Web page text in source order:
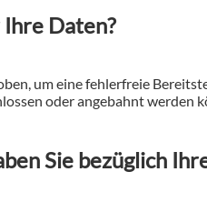
Daten?
um eine fehlerfreie
oder angebahnt
Sie bezüglich